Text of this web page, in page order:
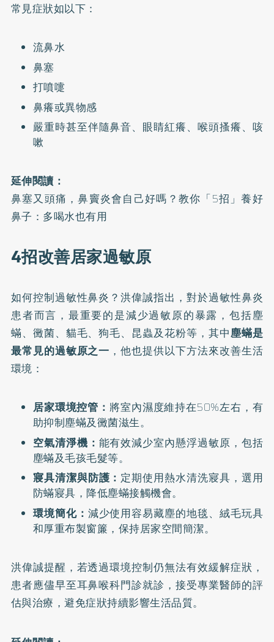
常見症狀如以下：
流鼻水
鼻塞
打噴嚏
鼻癢或異物感
嚴重時甚至伴隨鼻音、眼睛紅癢、喉頭搔癢、咳
嗽
延伸閱讀：
鼻塞又頭痛，鼻竇炎會自己好嗎？教你「5招」養好
鼻子：多喝水也有用
4招改善居家過敏原
如何控制過敏性鼻炎？洪偉誠指出，對於過敏性鼻炎
患者而言，最重要的是減少過敏原的暴露，包括塵
蟎、黴菌、貓毛、狗毛、昆蟲及花粉等，其中塵蟎是
最常見的過敏原之一 ，他也提供以下方法來改善生活
環境：
居家環境控管：將室內濕度維持在50%左右，有
助抑制塵蟎及黴菌滋生。
空氣清淨機： 能有效減少室內懸浮過敏原，包括
塵蟎及毛孩毛髮等。
寢具清潔與防護： 定期使用熱水清洗寢具，選用
防蟎寢具，降低塵蟎接觸機會。
環境簡化： 減少使用容易藏塵的地毯、絨毛玩具
和厚重布製窗簾，保持居家空間簡潔。
洪偉誠提醒，若透過環境控制仍無法有效緩解症狀，
患者應儘早至耳鼻喉科門診就診，接受專業醫師的評
估與治療，避免症狀持續影響生活品質。